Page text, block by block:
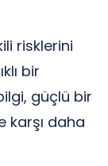
risklerini
bir
güçlü bir
karşı daha